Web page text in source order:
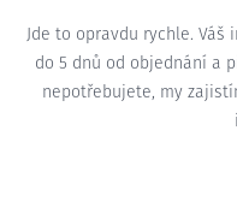
Jde to opravdu rychle.
do 5 dnů od objednání a
nepotřebujete, my